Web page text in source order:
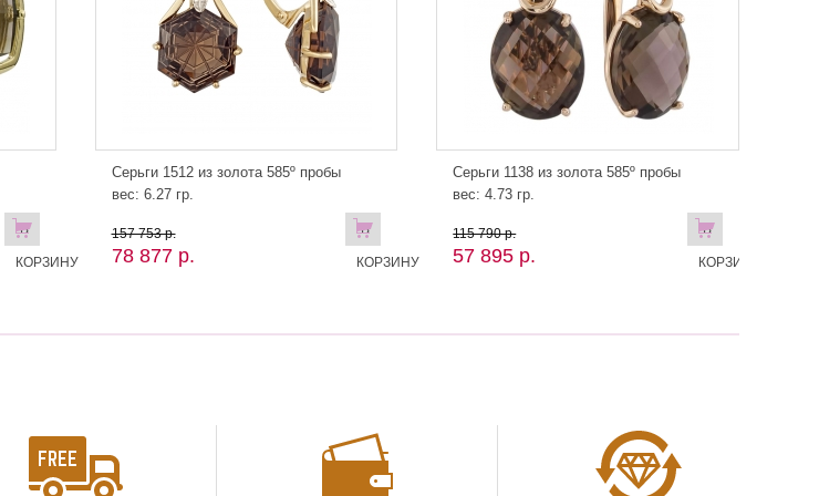
В
КОРЗИНУ
Серьги 1512 из золота 585º пробы
вес: 6.27 гр.
157 753 р.
78 877 р.
В
КОРЗИНУ
Серьги 1138 из золота 585º пробы
вес: 4.73 гр.
115 790 р.
57 895 р.
В
КОРЗИНУ